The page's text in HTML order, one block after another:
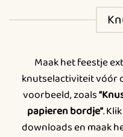
Maak het feestje
knutselactiviteit vóór
voorbeeld, zoals
papieren bordje”.
downloads en maak